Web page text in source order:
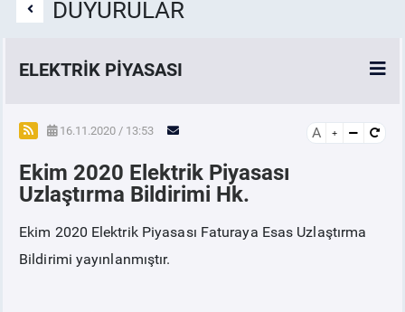
DUYURULAR
ELEKTRİK PİYASASI
SPOT ELEKTRİK PİYASALARI
ÖRNEK FİNANS BELGELERİ
VADELİ ELEKTRİK PİYASASI
16.11.2020 / 13:53 A
Ekim 2020 Elektrik Piyasası
Uzlaştırma Bildirimi Hk.
Ekim 2020 Elektrik Piyasası Faturaya Esas Uzlaştırma
Bildirimi yayınlanmıştır.